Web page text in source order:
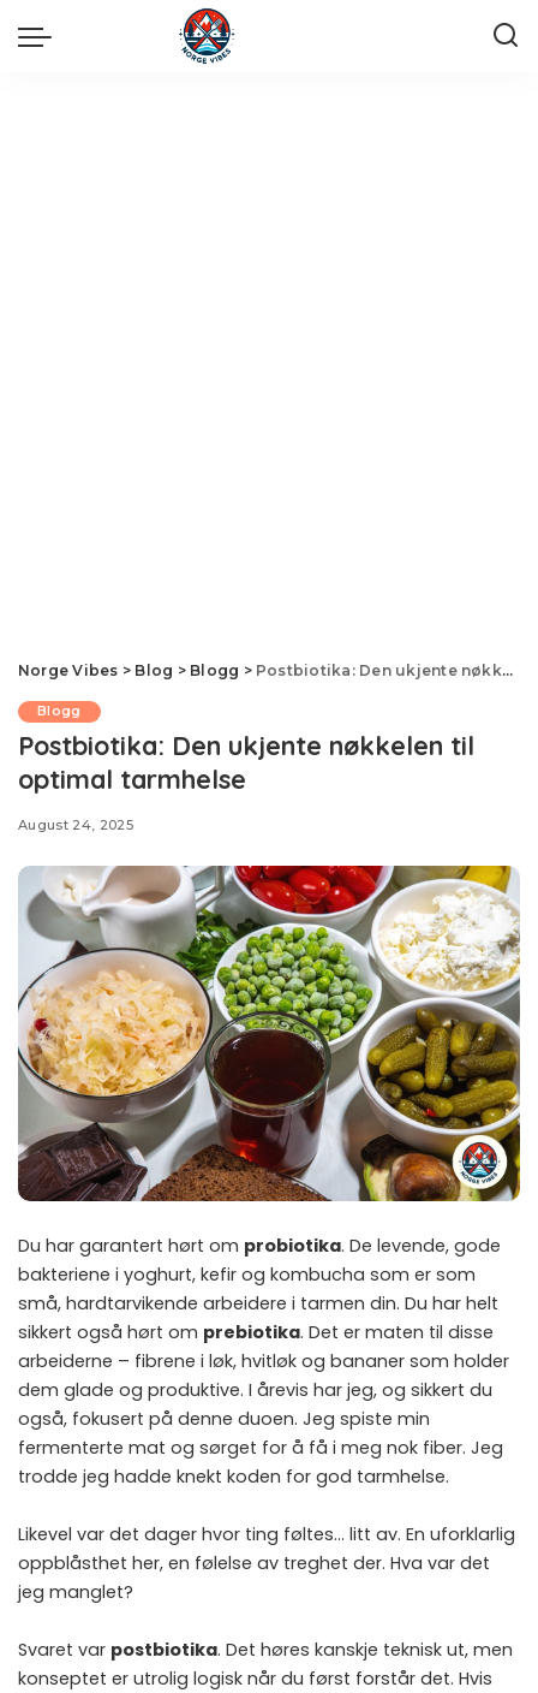
Norge Vibes > Blog > Blogg > Postbiotika: Den ukjente nøkkelen til optimal tarmhelse
Blogg
Postbiotika: Den ukjente nøkkelen til
optimal tarmhelse
August 24, 2025
Du har garantert hørt om probiotika. De levende, gode
bakteriene i yoghurt, kefir og kombucha som er som
små, hardtarvikende arbeidere i tarmen din. Du har helt
sikkert også hørt om prebiotika. Det er maten til disse
arbeiderne – fibrene i løk, hvitløk og bananer som holder
dem glade og produktive. I årevis har jeg, og sikkert du
også, fokusert på denne duoen. Jeg spiste min
fermenterte mat og sørget for å få i meg nok fiber. Jeg
trodde jeg hadde knekt koden for god tarmhelse.
Likevel var det dager hvor ting føltes… litt av. En uforklarlig
oppblåsthet her, en følelse av treghet der. Hva var det
jeg manglet?
Svaret var postbiotika. Det høres kanskje teknisk ut, men
konseptet er utrolig logisk når du først forstår det. Hvis